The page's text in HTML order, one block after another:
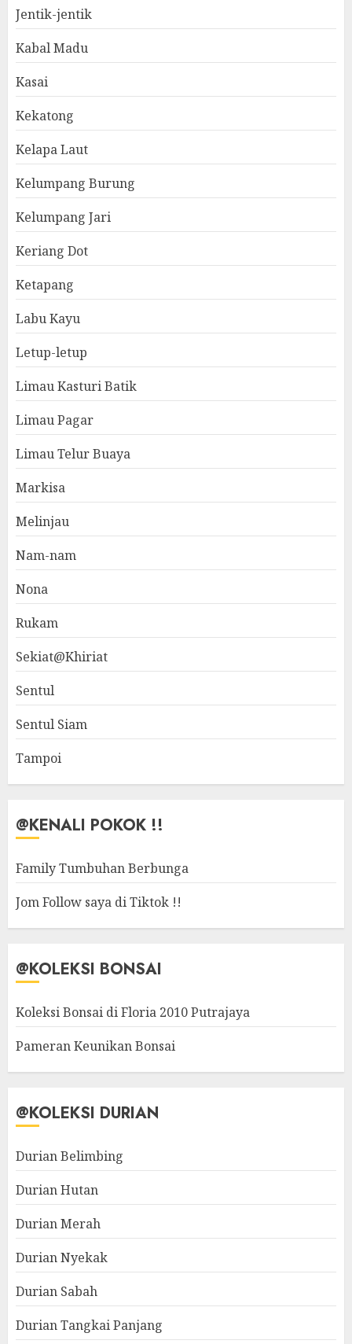
Jentik-jentik
Kabal Madu
Kasai
Kekatong
Kelapa Laut
Kelumpang Burung
Kelumpang Jari
Keriang Dot
Ketapang
Labu Kayu
Letup-letup
Limau Kasturi Batik
Limau Pagar
Limau Telur Buaya
Markisa
Melinjau
Nam-nam
Nona
Rukam
Sekiat@Khiriat
Sentul
Sentul Siam
Tampoi
@KENALI POKOK !!
Family Tumbuhan Berbunga
Jom Follow saya di Tiktok !!
@KOLEKSI BONSAI
Koleksi Bonsai di Floria 2010 Putrajaya
Pameran Keunikan Bonsai
@KOLEKSI DURIAN
Durian Belimbing
Durian Hutan
Durian Merah
Durian Nyekak
Durian Sabah
Durian Tangkai Panjang